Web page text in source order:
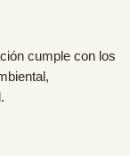
cumple con los